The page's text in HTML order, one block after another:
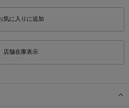
気に入りに追加
店舗在庫表示